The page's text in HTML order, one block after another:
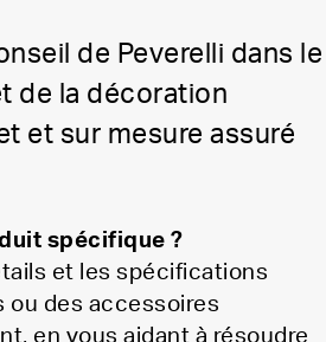
de Peverelli dans le
de la décoration
et sur mesure assuré
spécifique ?
et les spécifications
ou des accessoires
en vous aidant à résoudre